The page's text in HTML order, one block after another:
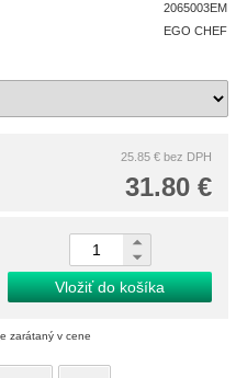
2065003EM
EGO CHEF
25.85 € bez DPH
31.80 €
Vložiť do košíka
zarátaný v cene